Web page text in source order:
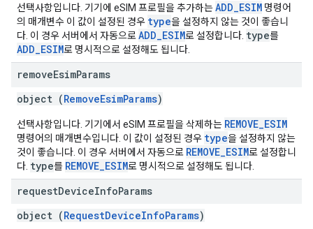
선택사항입니다. 기기에 eSIM 프로필을 추가하는ADD_ESIM 명령어
의 매개변수 이 값이 설정된 경우 type을 설정하지 않는 것이 좋습니
다. 이 경우 서버에서 자동으로ADD_ESIM로 설정합니다. type를
ADD_ESIM로 명시적으로 설정해도 됩니다.
removeEsimParams
object (RemoveEsimParams)
선택사항입니다. 기기에서 eSIM 프로필을 삭제하는 REMOVE_ESIM
명령어의 매개변수입니다. 이 값이 설정된 경우 type을 설정하지 않는
것이 좋습니다. 이 경우 서버에서 자동으로 REMOVE_ESIM로 설정합니
다. type를 REMOVE_ESIM로 명시적으로 설정해도 됩니다.
requestDeviceInfoParams
object (RequestDeviceInfoParams)